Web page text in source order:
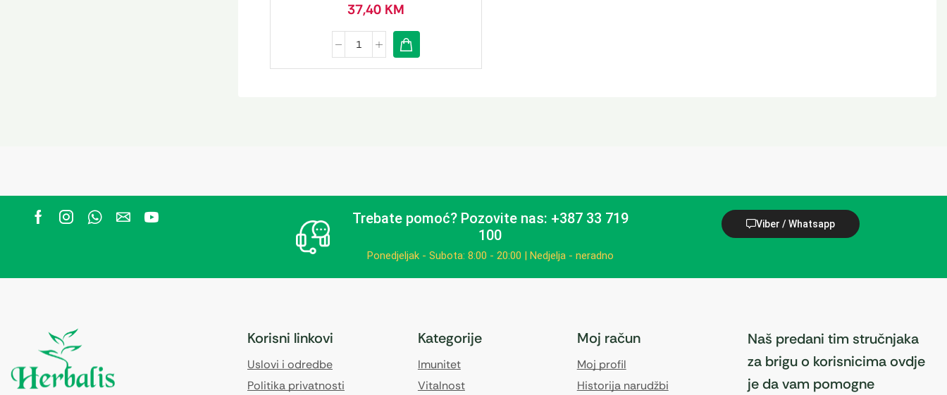
37,40 KM
Trebate pomoć?Pozovite nas: +387 33 719
100
Ponedjeljak - Subota: 8:00 - 20:00 | Nedjelja - neradno
Viber / Whatsapp
Korisni linkovi
Uslovi i odredbe
Politika privatnosti
Kategorije
Imunitet
Vitalnost
Moj račun
Moj profil
Historija narudžbi
Naš predani tim stručnjaka
za brigu o korisnicima ovdje
je da vam pomogne